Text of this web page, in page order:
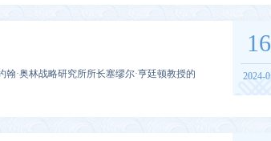
·奥林战略研究所所长塞缪尔·亨廷顿教授的
16
2024-